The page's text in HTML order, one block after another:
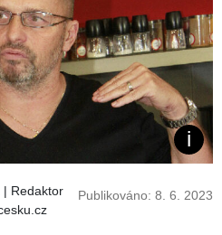
| Redaktor
Publikováno: 8. 6. 2023